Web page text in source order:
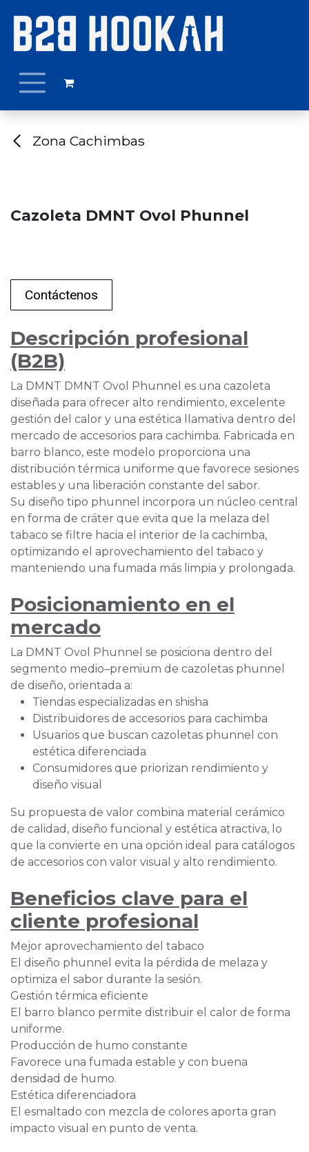
Zona Cachimbas
Cazoleta DMNT Ovol Phunnel
Contáctenos
Descripción profesional
(B2B)
La DMNT DMNT Ovol Phunnel es una cazoleta
diseñada para ofrecer alto rendimiento, excelente
gestión del calor y una estética llamativa dentro del
mercado de accesorios para cachimba. Fabricada en
barro blanco, este modelo proporciona una
distribución térmica uniforme que favorece sesiones
estables y una liberación constante del sabor.
Su diseño tipo phunnel incorpora un núcleo central
en forma de cráter que evita que la melaza del
tabaco se filtre hacia el interior de la cachimba,
optimizando el aprovechamiento del tabaco y
manteniendo una fumada más limpia y prolongada.
Posicionamiento en el
mercado
La DMNT Ovol Phunnel se posiciona dentro del
segmento medio–premium de cazoletas phunnel
de diseño, orientada a:
Tiendas especializadas en shisha
Distribuidores de accesorios para cachimba
Usuarios que buscan cazoletas phunnel con
estética diferenciada
Consumidores que priorizan rendimiento y
diseño visual
Su propuesta de valor combina material cerámico
de calidad, diseño funcional y estética atractiva, lo
que la convierte en una opción ideal para catálogos
de accesorios con valor visual y alto rendimiento.
Beneficios clave para el
cliente profesional
Mejor aprovechamiento del tabaco
El diseño phunnel evita la pérdida de melaza y
optimiza el sabor durante la sesión.
Gestión térmica eficiente
El barro blanco permite distribuir el calor de forma
uniforme.
Producción de humo constante
Favorece una fumada estable y con buena
densidad de humo.
Estética diferenciadora
El esmaltado con mezcla de colores aporta gran
impacto visual en punto de venta.